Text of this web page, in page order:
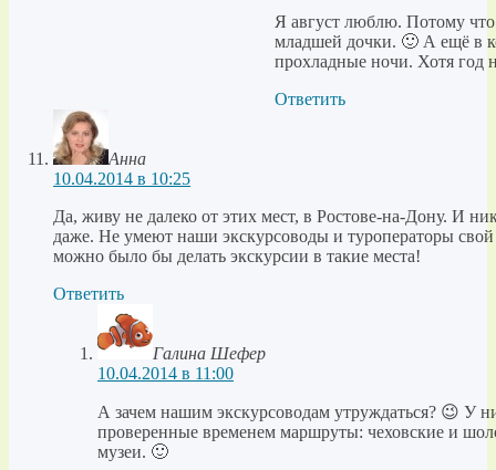
Я август люблю. Потому
младшей дочки. 🙂 А ещё в
прохладные ночи. Хотя год
Ответить
Анна
10.04.2014 в 10:25
Да, живу не далеко от этих мест, в Ростове-на-Дону. И
даже. Не умеют наши экскурсоводы и туроператоры
можно было бы делать экскурсии в такие места!
Ответить
Галина Шефер
10.04.2014 в 11:00
А зачем нашим экскурсоводам утруждаться? 😉 У
проверенные временем маршруты: чеховские и
музеи. 🙂